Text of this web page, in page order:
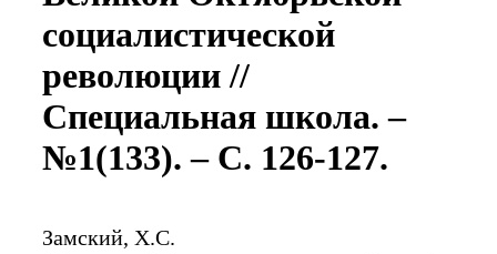
социалистической
революции //
Специальная школа. –
№1(133). – С. 126-127.
Замский, Х.С.